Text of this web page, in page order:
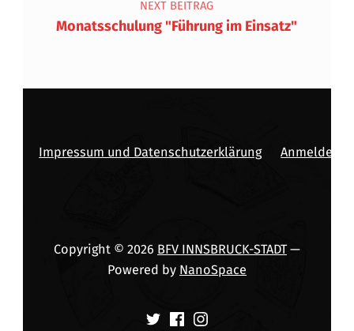
NEXT BEITRAG
Monatsschulung "Führung im Einsatz"
Impressum und Datenschutzerklärung Anmelden
Copyright © 2026 BFV INNSBRUCK-STADT—
Powered by NanoSpace